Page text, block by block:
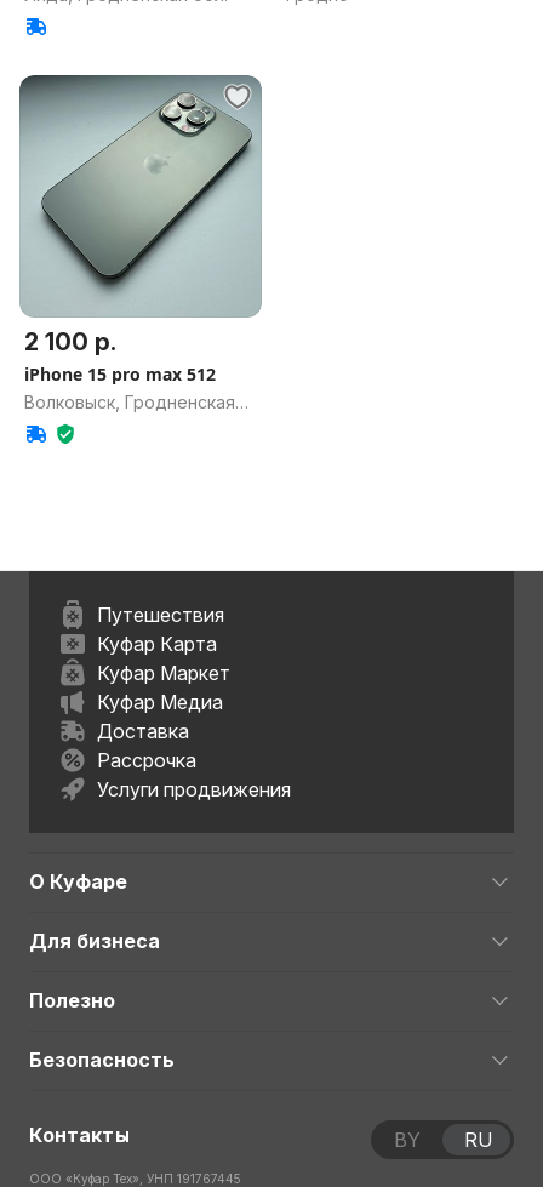
2 100 р.
iPhone 15 pro max 512
Волковыск, Гродненская
обл.
Путешествия
Куфар Карта
Куфар Маркет
Куфар Медиа
Доставка
Рассрочка
Услуги продвижения
О Куфаре
Для бизнеса
Полезно
Безопасность
Контакты
ООО «Куфар Тех», УНП 191767445
BY RU